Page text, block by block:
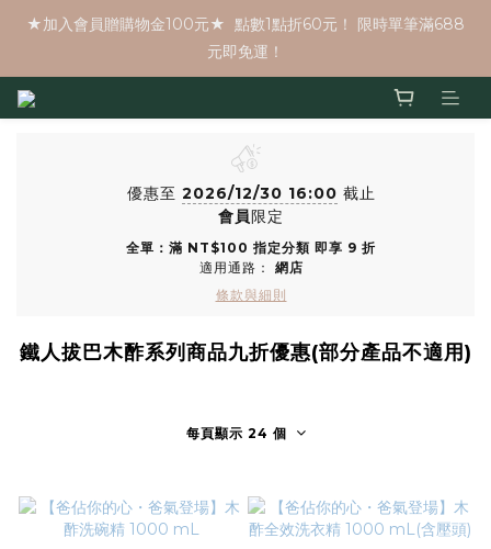
★加入會員贈購物金100元★  點數1點折60元！ 限時單筆滿688
元即免運！
優惠至 2026/12/30 16:00 截止
會員限定
全單：滿 NT$100 指定分類 即享 9 折
適用通路： 網店
條款與細則
鐵人拔巴木酢系列商品九折優惠(部分產品不適用)
每頁顯示 24 個